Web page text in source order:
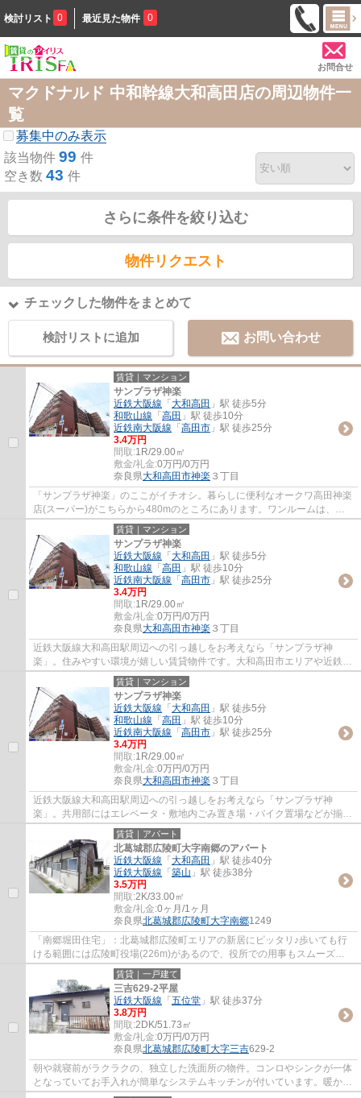
検討リスト 0 最近見た物件 0
お問合せ
マクドナルド 中和幹線大和高田店の周辺物件一
覧
募集中のみ表示
該当物件 99 件
空き数 43 件
さらに条件を絞り込む
物件リクエスト
チェックした物件をまとめて
検討リストに追加 お問い合わせ
賃貸｜マンション
サンプラザ神楽
近鉄大阪線 「 大和高田 」駅 徒歩5分
和歌山線 「 高田 」駅 徒歩10分
近鉄南大阪線 「 高田市 」駅 徒歩25分
3.4万円
間取:1R/29.00㎡
敷金/礼金:0万円/0万円
奈良県大和高田市神楽 ３丁目
「サンプラザ神楽」のここがイチオシ。暮らしに便利なオークワ高田神楽
店(スーパー)がこちらから480mのところにあります。ワンルームは、一
人暮らしの方からのニーズがあります。ぜひ...
賃貸｜マンション
サンプラザ神楽
近鉄大阪線 「 大和高田 」駅 徒歩5分
和歌山線 「 高田 」駅 徒歩10分
近鉄南大阪線 「 高田市 」駅 徒歩25分
3.4万円
間取:1R/29.00㎡
敷金/礼金:0万円/0万円
奈良県大和高田市神楽 ３丁目
近鉄大阪線大和高田駅周辺への引っ越しをお考えなら「サンプラザ神
楽」。住みやすい環境が嬉しい賃貸物件です。大和高田市エリアや近鉄大
阪線大和高田付近でのお部屋探しは、当社にお...
賃貸｜マンション
サンプラザ神楽
近鉄大阪線 「 大和高田 」駅 徒歩5分
和歌山線 「 高田 」駅 徒歩10分
近鉄南大阪線 「 高田市 」駅 徒歩25分
3.4万円
間取:1R/29.00㎡
敷金/礼金:0万円/0万円
奈良県大和高田市神楽 ３丁目
近鉄大阪線大和高田駅周辺への引っ越しをお考えなら「サンプラザ神
楽」。共用部にはエレベータ・敷地内ごみ置き場・バイク置場などが揃っ
ており、とても充実しています。収納スペース...
賃貸｜アパート
北葛城郡広陵町大字南郷のアパート
近鉄大阪線 「 大和高田 」駅 徒歩40分
近鉄大阪線 「 築山 」駅 徒歩38分
3.5万円
間取:2K/33.00㎡
敷金/礼金:0ヶ月/1ヶ月
奈良県北葛城郡広陵町大字南郷1249
「南郷堀田住宅」：北葛城郡広陵町エリアの新居にピッタリ♪歩いても行
ける範囲には広陵町役場(226m)があるので、役所での用事もスムーズに
済ませられます♪快適な生活を近鉄大阪線大和...
賃貸｜一戸建て
三吉629-2平屋
近鉄大阪線 「 五位堂 」駅 徒歩37分
3.8万円
間取:2DK/51.73㎡
敷金/礼金:0万円/0万円
奈良県北葛城郡広陵町大字三吉629-2
朝や就寝前がラクラクの、独立した洗面所の物件。コンロやシンクが一体
となっていてお手入れが簡単なシステムキッチンが付いています。暖かさ
を感じやすい南向きの空間です。2DKは家族...